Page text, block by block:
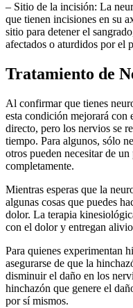
– Sitio de la incisión: La
que tienen incisiones en su
sitio para detener el
afectados o aturdidos por el
Tratamiento de
Al confirmar que tienes
esta condición mejorará
directo, pero los nervios se
tiempo. Para algunos, sólo
otros pueden necesitar de un
completamente.
Mientras esperas que la
algunas cosas que puedes
dolor. La terapia
con el dolor y entregan
Para quienes experimentan
asegurarse de que la
disminuir el daño en los
hinchazón que genere el
por sí mismos.